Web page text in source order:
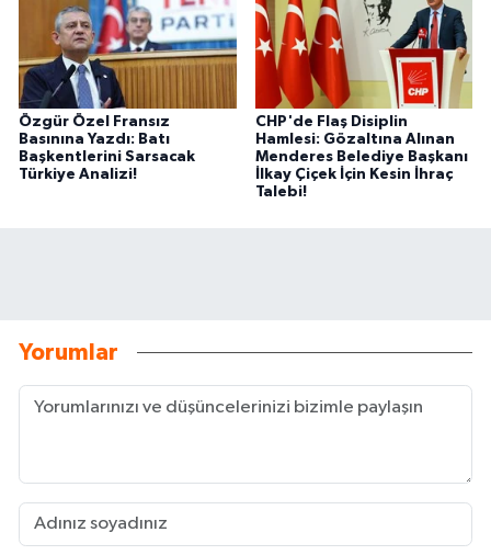
Özgür Özel Fransız
Basınına Yazdı: Batı
Başkentlerini Sarsacak
Türkiye Analizi!
CHP'de Flaş Disiplin
Hamlesi: Gözaltına Alınan
Menderes Belediye Başkanı
İlkay Çiçek İçin Kesin İhraç
Talebi!
Yorumlar